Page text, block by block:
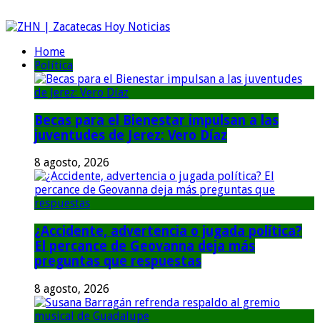
Home
Política
Becas para el Bienestar impulsan a las
juventudes de Jerez: Vero Díaz
8 agosto, 2026
¿Accidente, advertencia o jugada política?
El percance de Geovanna deja más
preguntas que respuestas
8 agosto, 2026